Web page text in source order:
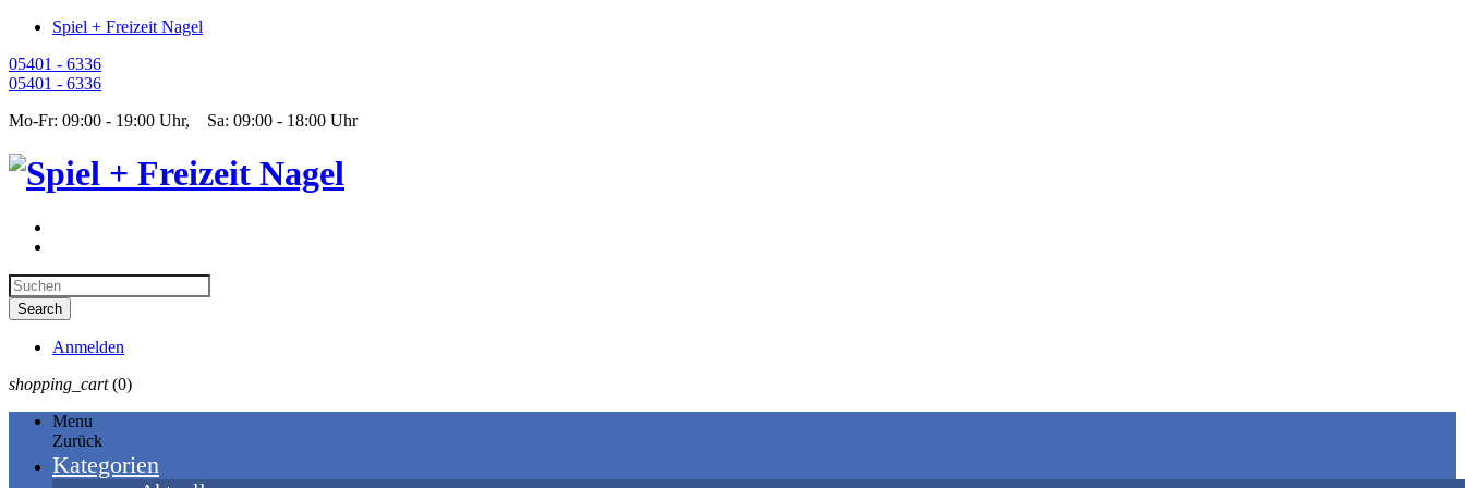
Spiel + Freizeit Nagel
05401 - 6336
05401 - 6336
Mo-Fr: 09:00 - 19:00 Uhr, Sa: 09:00 - 18:00 Uhr
Anmelden
shopping_cart (0)
Menu
Zurück
Kategorien